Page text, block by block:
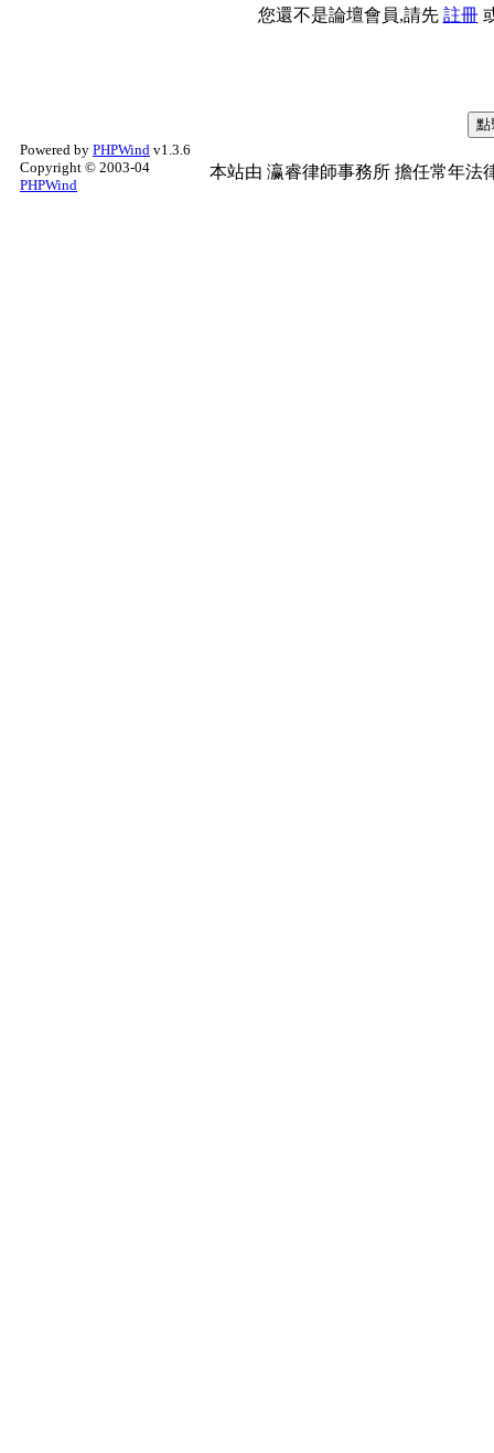
您還不是論壇會員,請先 註冊
Powered by PHPWind v1.3.6
Copyright © 2003-04
PHPWind
本站由 瀛睿律師事務所 擔任常年法